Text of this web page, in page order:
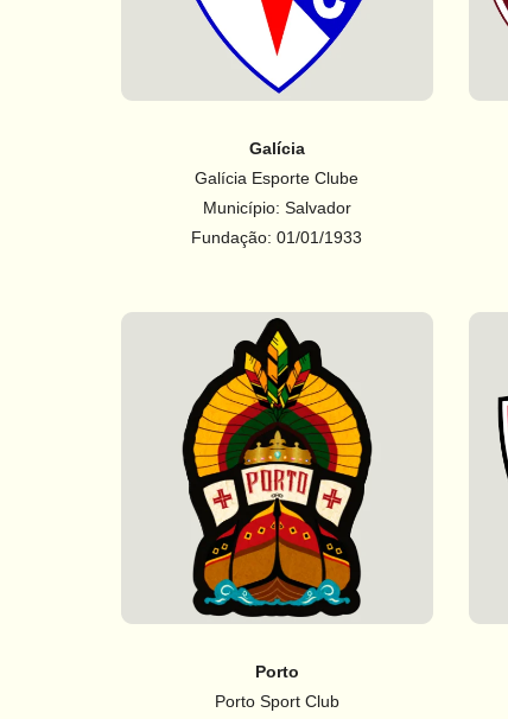
Galícia
Galícia Esporte Clube
Município: Salvador
Fundação: 01/01/1933
Porto
Porto Sport Club